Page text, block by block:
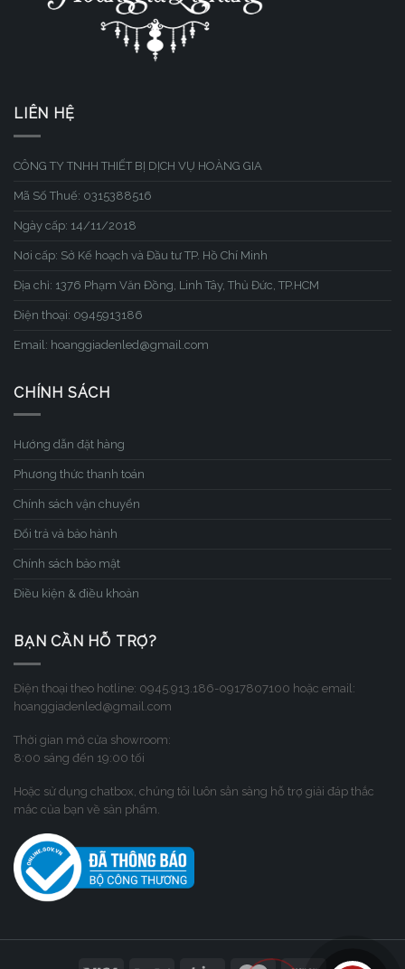
LIÊN HỆ
CÔNG TY TNHH THIẾT BỊ DỊCH VỤ HOÀNG GIA
Mã Số Thuế: 0315388516
Ngày cấp: 14/11/2018
Nơi cấp: Sở Kế hoạch và Đầu tư TP. Hồ Chí Minh
Địa chỉ: 1376 Phạm Văn Đồng, Linh Tây, Thủ Đức, TP.HCM
Điện thoại: 0945913186
Email: hoanggiadenled@gmail.com
CHÍNH SÁCH
Hướng dẫn đặt hàng
Phương thức thanh toán
Chính sách vận chuyển
Đổi trả và bảo hành
Chính sách bảo mật
Điều kiện & điều khoản
BẠN CẦN HỖ TRỢ?
Điện thoại theo hotline: 0945.913.186-0917807100 hoặc email:
hoanggiadenled@gmail.com
Thời gian mở cửa showroom:
8:00 sáng đến 19:00 tối
Hoặc sử dụng chatbox, chúng tôi luôn sẳn sàng hỗ trợ giải đáp thắc
mắc của bạn về sản phẩm.